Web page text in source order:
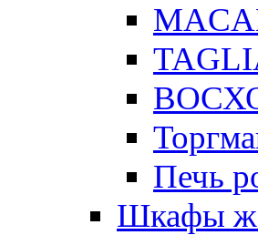
Печь
Шкафы